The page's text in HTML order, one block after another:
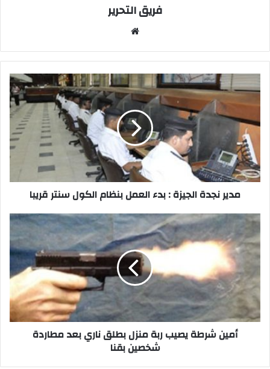
فريق التحرير
مدير
نجدة
الجيزة
بدء
العمل
بنظام
الكول
سنتر
مدير نجدة الجيزة : بدء العمل بنظام الكول سنتر قريبا
أمين
شرطة
يصيب
ربة
منزل
بطلق
ناري
بعد
مطاردة
شخصينأمين شرطة يصيب ربة منزل بطلق ناري بعد مطاردة
شخصين بقنا‎